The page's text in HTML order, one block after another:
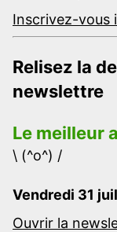
Inscrivez-vous
Relisez la
newslettre
Le meilleur
\ (^o^) /
Vendredi 31
Ouvrir la